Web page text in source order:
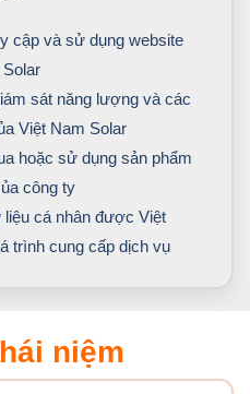
cập và sử dụng website
sát năng lượng và các
Việt Nam Solar
hoặc sử dụng sản phẩm
công ty
liệu cá nhân được Việt
trình cung cấp dịch vụ
niệm